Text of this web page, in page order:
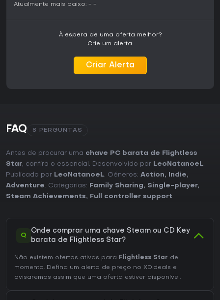
Atualmente mais baixo: - -
À espera de uma oferta melhor?
Crie um alerta.
Criar Alerta
FAQ 8 PERGUNTAS
Antes de procurar uma chave PC barata de Flightless
Star, confira o essencial. Desenvolvido por LeoNatanoeL.
Publicado por LeoNatanoeL. Géneros: Action, Indie,
Adventure. Categorias: Family Sharing, Single-player,
Steam Achievements, Full controller support.
Q
Onde comprar uma chave Steam ou CD Key
barata de Flightless Star?
Não existem ofertas ativas para Flightless Star de
momento. Defina um alerta de preço no XD.deals e
avisaremos assim que uma oferta estiver disponível.